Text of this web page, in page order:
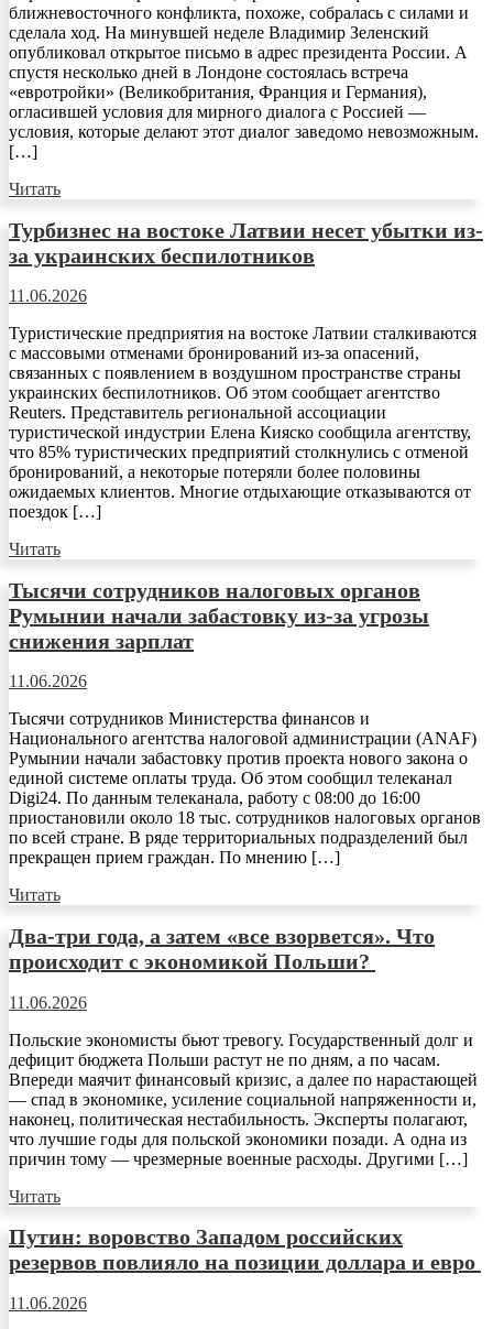
ближневосточного конфликта, похоже, собралась с силами и
сделала ход. На минувшей неделе Владимир Зеленский
опубликовал открытое письмо в адрес президента России. А
спустя несколько дней в Лондоне состоялась встреча
«евротройки» (Великобритания, Франция и Германия),
огласившей условия для мирного диалога с Россией —
условия, которые делают этот диалог заведомо невозможным.
[…]
Читать
Турбизнес на востоке Латвии несет убытки из-
за украинских беспилотников
11.06.2026
Туристические предприятия на востоке Латвии сталкиваются
с массовыми отменами бронирований из-за опасений,
связанных с появлением в воздушном пространстве страны
украинских беспилотников. Об этом сообщает агентство
Reuters. Представитель региональной ассоциации
туристической индустрии Елена Кияско сообщила агентству,
что 85% туристических предприятий столкнулись с отменой
бронирований, а некоторые потеряли более половины
ожидаемых клиентов. Многие отдыхающие отказываются от
поездок […]
Читать
Тысячи сотрудников налоговых органов
Румынии начали забастовку из-за угрозы
снижения зарплат
11.06.2026
Тысячи сотрудников Министерства финансов и
Национального агентства налоговой администрации (ANAF)
Румынии начали забастовку против проекта нового закона о
единой системе оплаты труда. Об этом сообщил телеканал
Digi24. По данным телеканала, работу с 08:00 до 16:00
приостановили около 18 тыс. сотрудников налоговых органов
по всей стране. В ряде территориальных подразделений был
прекращен прием граждан. По мнению […]
Читать
Два-три года, а затем «все взорвется». Что
происходит с экономикой Польши?
11.06.2026
Польские экономисты бьют тревогу. Государственный долг и
дефицит бюджета Польши растут не по дням, а по часам.
Впереди маячит финансовый кризис, а далее по нарастающей
— спад в экономике, усиление социальной напряженности и,
наконец, политическая нестабильность. Эксперты полагают,
что лучшие годы для польской экономики позади. А одна из
причин тому — чрезмерные военные расходы. Другими […]
Читать
Путин: воровство Западом российских
резервов повлияло на позиции доллара и евро
11.06.2026